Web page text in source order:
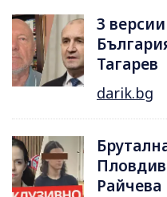
3
Тагарев
darik.bg
Райчева